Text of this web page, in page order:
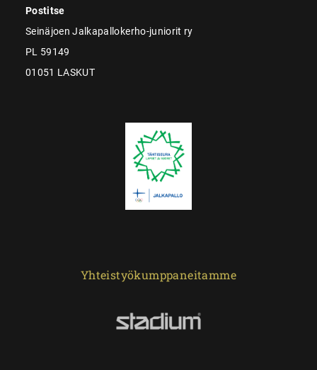
Postitse
Seinäjoen Jalkapallokerho-juniorit ry
PL 59149
01051 LASKUT
Yhteistyökumppaneitamme